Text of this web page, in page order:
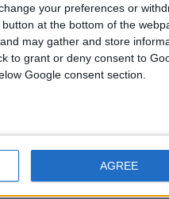
your preferences or
at the bottom of the
may gather and store
to grant or deny consent to
Google consent section.
AGREE
αφορά 1
από τις παραμέτρους
μαζί μας μέσω